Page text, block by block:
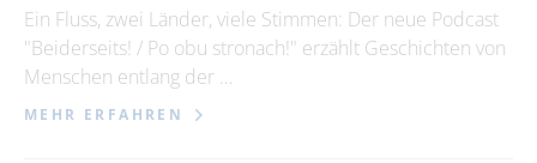
17
18 19 20 21 22
23
24
25 26 27 28 29
30
Ein Fluss, zwei Länder, viele Stimmen: Der neue Podcast
"Beiderseits! / Po obu stronach!" erzählt Geschichten von
Menschen entlang der …
MEHR ERFAHREN